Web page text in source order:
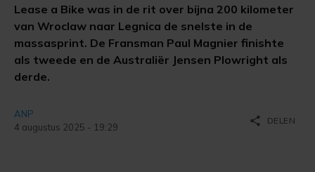
Lease a Bike was in de rit over bijna 200 kilometer
van Wroclaw naar Legnica de snelste in de
massasprint. De Fransman Paul Magnier finishte
als tweede en de Australiër Jensen Plowright als
derde.
ANP
4 augustus 2025 - 19:29
share DELEN